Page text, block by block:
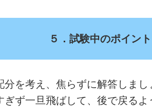
５．試験中のポイント
分を考え、焦らずに解答しま
ぎず一旦飛ばして、後で戻る